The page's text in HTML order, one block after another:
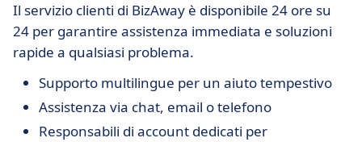
Il servizio clienti di BizAway è disponibile 24 ore su
24 per garantire assistenza immediata e soluzioni
rapide a qualsiasi problema.
Supporto multilingue per un aiuto tempestivo
Assistenza via chat, email o telefono
Responsabili di account dedicati per